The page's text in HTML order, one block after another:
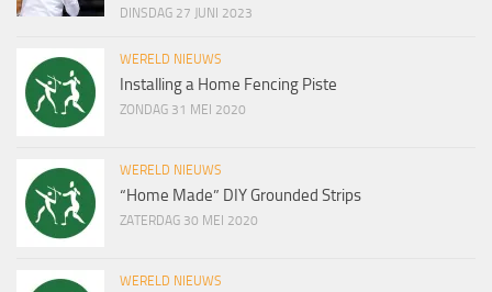
DINSDAG 27 JUNI 2023
WERELD NIEUWS
Installing a Home Fencing Piste
ZONDAG 31 MEI 2020
WERELD NIEUWS
“Home Made” DIY Grounded Strips
ZATERDAG 30 MEI 2020
WERELD NIEUWS